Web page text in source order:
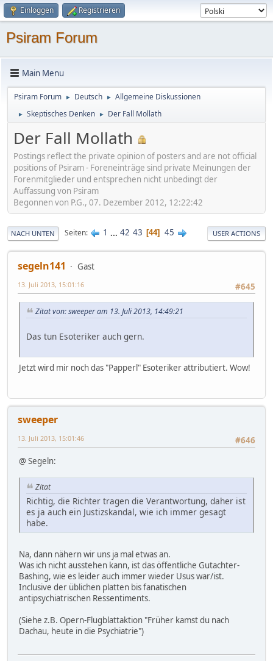
Einloggen Registrieren
Psiram Forum
Main Menu
Psiram Forum ► Deutsch ► Allgemeine Diskussionen
► Skeptisches Denken ► Der Fall Mollath
Der Fall Mollath
Postings reflect the private opinion of posters and are not official
positions of Psiram - Foreneinträge sind private Meinungen der
Forenmitglieder und entsprechen nicht unbedingt der
Auffassung von Psiram
Begonnen von P.G., 07. Dezember 2012, 12:22:42
NACH UNTEN Seiten 1 ... 42 43 44 45 USER ACTIONS
segeln141
Gast
#645
13. Juli 2013, 15:01:16
Zitat von: sweeper am 13. Juli 2013, 14:49:21
Das tun Esoteriker auch gern.
Jetzt wird mir noch das "Papperl" Esoteriker attributiert. Wow!
sweeper
#646
13. Juli 2013, 15:01:46
@ Segeln:
Zitat
Richtig, die Richter tragen die Verantwortung, daher ist
es ja auch ein Justizskandal, wie ich immer gesagt
habe.
Na, dann nähern wir uns ja mal etwas an.
Was ich nicht ausstehen kann, ist das öffentliche Gutachter-
Bashing, wie es leider auch immer wieder Usus war/ist.
Inclusive der üblichen platten bis fanatischen
antipsychiatrischen Ressentiments.
(Siehe z.B. Opern-Flugblattaktion "Früher kamst du nach
Dachau, heute in die Psychiatrie")